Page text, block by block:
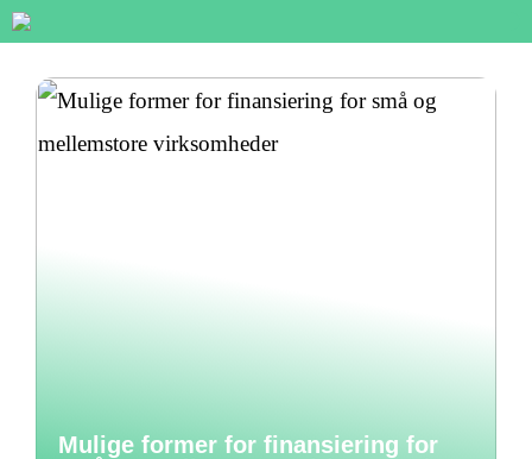
Mulige former for finansiering for